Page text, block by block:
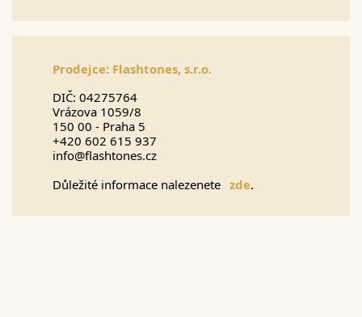
Prodejce: Flashtones, s.r.o.
DIČ: 04275764
Vrázova 1059/8
150 00 - Praha 5
+420 602 615 937
info@flashtones.cz
Důležité informace nalezenete zde.